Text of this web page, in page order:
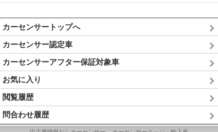
カーセンサートップへ
カーセンサー認定車
カーセンサーアフター保証対象車
お気に入り
閲覧履歴
問合わせ履歴